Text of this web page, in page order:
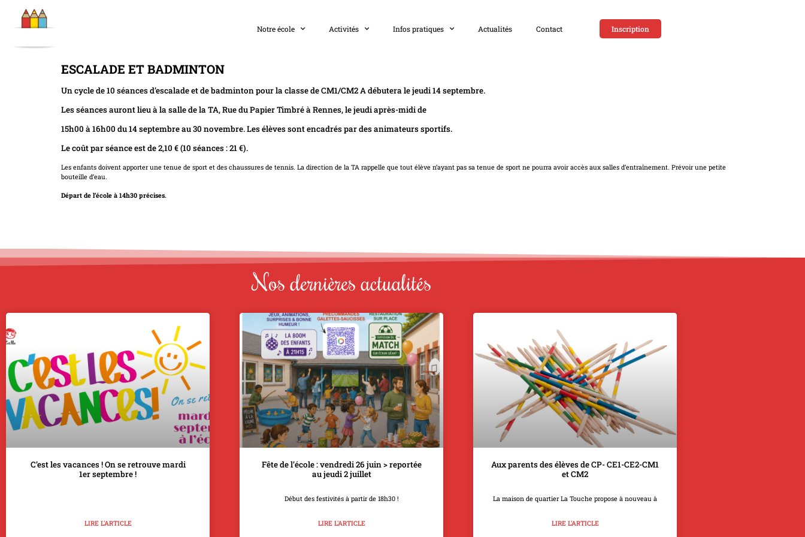
Notre école Activités Infos pratiques Actualités Contact Inscription
ESCALADE ET BADMINTON
Un cycle de 10 séances d’escalade et de badminton pour la classe de CM1/CM2 A débutera le jeudi 14 septembre.
Les séances auront lieu à la salle de la TA, Rue du Papier Timbré à Rennes, le jeudi après-midi de
15h00 à 16h00 du 14 septembre au 30 novembre. Les élèves sont encadrés par des animateurs sportifs.
Le coût par séance est de 2,10 € (10 séances : 21 €).
Les enfants doivent apporter une tenue de sport et des chaussures de tennis. La direction de la TA rappelle que tout élève n’ayant pas sa tenue de sport ne pourra avoir accès aux salles d’entraînement. Prévoir une petite
bouteille d’eau.
Départ de l’école à 14h30 précises.
Nos dernières actualités
C’est les vacances ! On se retrouve mardi
1er septembre !
LIRE L'ARTICLE
Fête de l’école : vendredi 26 juin > reportée
au jeudi 2 juillet
Début des festivités à partir de 18h30 !
LIRE L'ARTICLE
Aux parents des élèves de CP- CE1-CE2-CM1
et CM2
La maison de quartier La Touche propose à nouveau à
LIRE L'ARTICLE